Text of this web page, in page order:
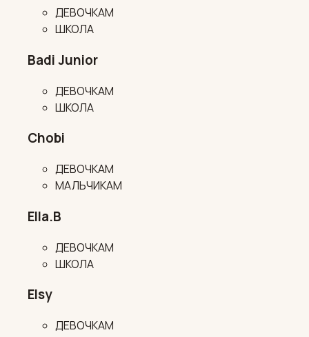
ДЕВОЧКАМ
ШКОЛА
Badi Junior
ДЕВОЧКАМ
ШКОЛА
Chobi
ДЕВОЧКАМ
МАЛЬЧИКАМ
Ella.B
ДЕВОЧКАМ
ШКОЛА
Elsy
ДЕВОЧКАМ